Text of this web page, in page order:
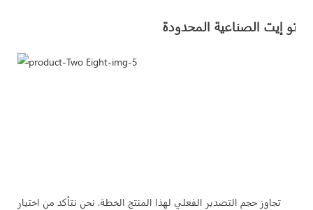
تجاوز حجم التصدير الفعلي لهذا المنتج الخطة. نحن نتأكد من اختيار